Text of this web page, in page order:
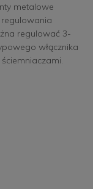
metalowe
regulować 3-
włącznika